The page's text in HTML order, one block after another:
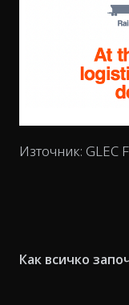
Източник: GLEC
Как всичко